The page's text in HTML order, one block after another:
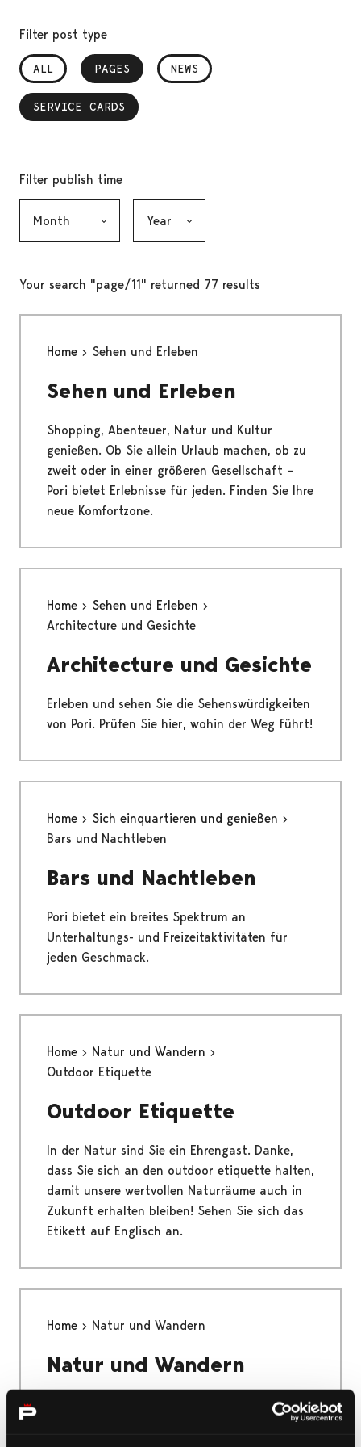
Filter post type
ALL PAGES
, SELECTED NEWS
SERVICE CARDS
, SELECTED
Filter publish time
Your search "page/11" returned 77 results
Home Sehen und Erleben
Sehen und Erleben
Shopping, Abenteuer, Natur und Kultur
genießen. Ob Sie allein Urlaub machen, ob zu
zweit oder in einer größeren Gesellschaft –
Pori bietet Erlebnisse für jeden. Finden Sie Ihre
neue Komfortzone.
Home
Sehen und Erleben
Architecture und Gesichte
Architecture und Gesichte
Erleben und sehen Sie die Sehenswürdigkeiten
von Pori. Prüfen Sie hier, wohin der Weg führt!
Home
Sich einquartieren und genießen
Bars und Nachtleben
Bars und Nachtleben
Pori bietet ein breites Spektrum an
Unterhaltungs- und Freizeitaktivitäten für
jeden Geschmack.
Home
Natur und Wandern
Outdoor Etiquette
Outdoor Etiquette
In der Natur sind Sie ein Ehrengast. Danke,
dass Sie sich an den outdoor etiquette halten,
damit unsere wertvollen Naturräume auch in
Zukunft erhalten bleiben! Sehen Sie sich das
Etikett auf Englisch an.
Home Natur und Wandern
Natur und Wandern
Das einzigartige Yyteri, der Nationalpark
Bottnisches Meer, die größte Flussmündung